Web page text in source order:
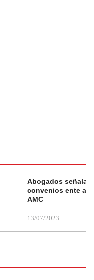
Abogados
convenios ente
AMC
13/07/2023